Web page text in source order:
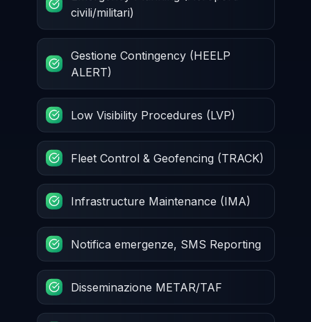
civili/militari)
Gestione Contingency (HEELP
ALERT)
Low Visibility Procedures (LVP)
Fleet Control & Geofencing (TRACK)
Infrastructure Maintenance (IMA)
Notifica emergenze, SMS Reporting
Disseminazione METAR/TAF